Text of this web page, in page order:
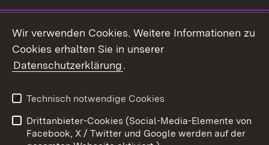
Kontakt
Barrierefreiheit
Impressum
Cookies
Wir verwenden Cookies. Weitere Informationen zu
Cookies erhalten Sie in unserer
Datenschutzerklärung.
Technisch notwendige Cookies
Drittanbieter-Cookies (Social-Media-Elemente von
Facebook, X / Twitter und Google werden auf der